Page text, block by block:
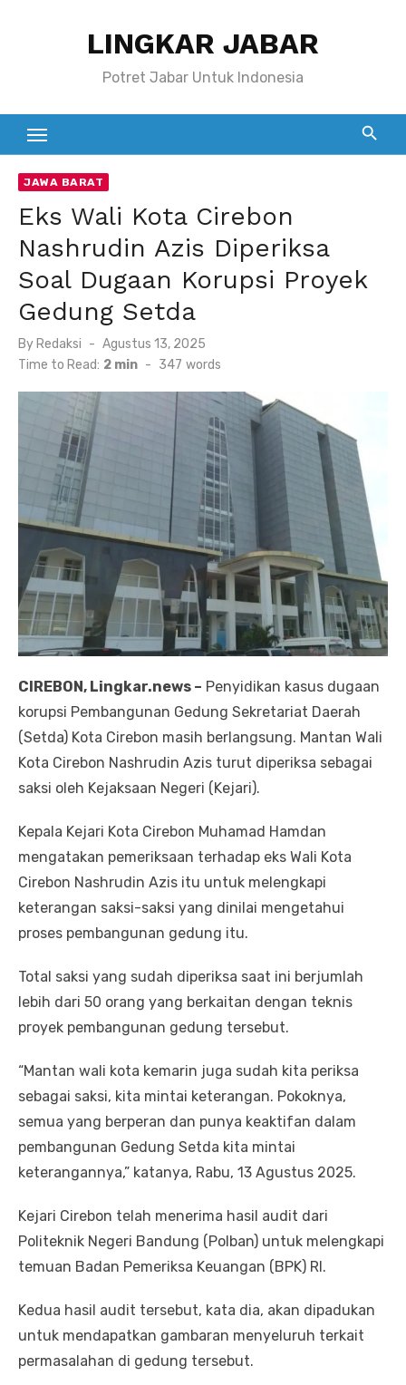
LINGKAR JABAR
Potret Jabar Untuk Indonesia
JAWA BARAT
Eks Wali Kota Cirebon
Nashrudin Azis Diperiksa
Soal Dugaan Korupsi Proyek
Gedung Setda
By Redaksi
Posted
on
Agustus 13, 2025
Time to Read: 2 min - 347 words
CIREBON, Lingkar.news – Penyidikan kasus dugaan
korupsi Pembangunan Gedung Sekretariat Daerah
(Setda) Kota Cirebon masih berlangsung. Mantan Wali
Kota Cirebon Nashrudin Azis turut diperiksa sebagai
saksi oleh Kejaksaan Negeri (Kejari).
Kepala Kejari Kota Cirebon Muhamad Hamdan
mengatakan pemeriksaan terhadap eks Wali Kota
Cirebon Nashrudin Azis itu untuk melengkapi
keterangan saksi-saksi yang dinilai mengetahui
proses pembangunan gedung itu.
Total saksi yang sudah diperiksa saat ini berjumlah
lebih dari 50 orang yang berkaitan dengan teknis
proyek pembangunan gedung tersebut.
“Mantan wali kota kemarin juga sudah kita periksa
sebagai saksi, kita mintai keterangan. Pokoknya,
semua yang berperan dan punya keaktifan dalam
pembangunan Gedung Setda kita mintai
keterangannya,” katanya, Rabu, 13 Agustus 2025.
Kejari Cirebon telah menerima hasil audit dari
Politeknik Negeri Bandung (Polban) untuk melengkapi
temuan Badan Pemeriksa Keuangan (BPK) RI.
Kedua hasil audit tersebut, kata dia, akan dipadukan
untuk mendapatkan gambaran menyeluruh terkait
permasalahan di gedung tersebut.